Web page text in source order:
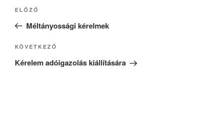
Bejegyzés
Korábbi
bejegyzés
ELŐZŐ
Méltányossági kérelmek
Következő
bejegyzés
KÖVETKEZŐ
Kérelem adóigazolás kiállítására